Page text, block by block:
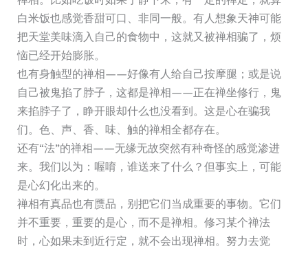
白米饭也感觉香甜可口、非同一般。有人想象天神可能
把天堂美味滴入自己的食物中，这就又被禅相骗了，烦
恼已经开始膨胀。
也有身触型的禅相——好像有人给自己按摩腿；或是说
自己被鬼掐了脖子，这都是禅相——正在禅坐修行，鬼
来掐脖子了，睁开眼却什么也没看到。这是心在骗我
们。色、声、香、味、触的禅相全都存在。
还有“法”的禅相——无缘无故突然有种奇怪的感觉渗进
来。我们以为：喔唷，谁送来了什么？但事实上，可能
是心幻化出来的。
禅相有真品也有赝品，别把它们当成重要的事物。它们
并不重要，重要的是心，而不是禅相。修习某个禅法
时，心如果未到近行定，就不会出现禅相。努力去觉